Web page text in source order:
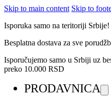
Skip to main content Skip to
Isporuka samo na teritoriji Srbije!
Besplatna dostava za sve
Isporučujemo samo u Srbiji uz
preko 10.000 RSD
PRODAVNICA